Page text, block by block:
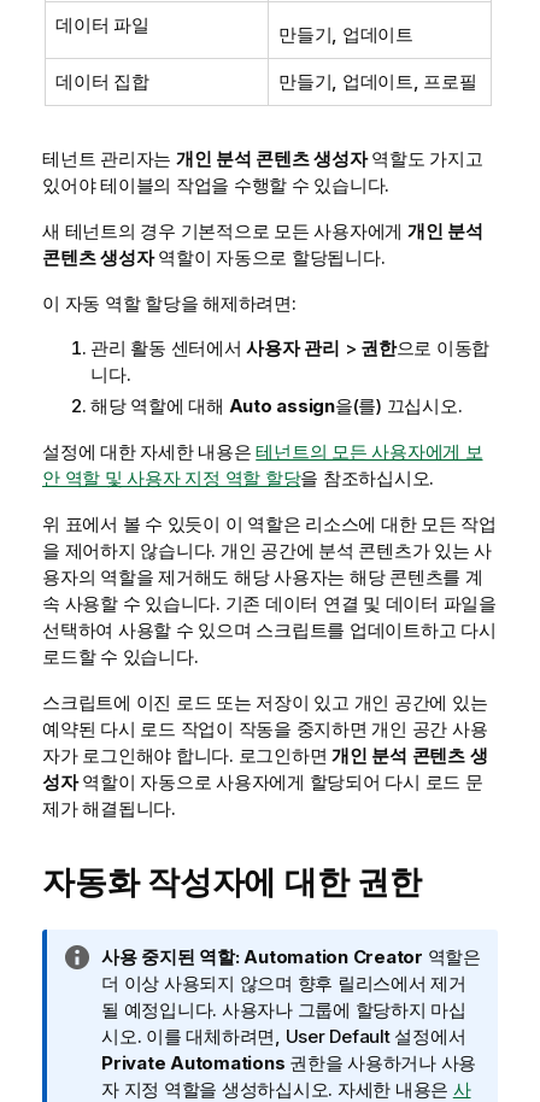
데이터 파일 만들기, 업데이트
데이터 집합 만들기, 업데이트, 프로필
테넌트 관리자는 개인 분석 콘텐츠 생성자역할도 가지고
있어야 테이블의 작업을 수행할 수 있습니다.
새 테넌트의 경우 기본적으로 모든 사용자에게 개인 분석
콘텐츠 생성자역할이 자동으로 할당됩니다.
이 자동 역할 할당을 해제하려면:
관리 활동 센터에서사용자 관리 > 권한으로 이동합
니다.
해당 역할에 대해 Auto assign을(를) 끄십시오.
설정에 대한 자세한 내용은테넌트의 모든 사용자에게 보
안 역할 및 사용자 지정 역할 할당을 참조하십시오.
위 표에서 볼 수 있듯이 이 역할은 리소스에 대한 모든 작업
을 제어하지 않습니다. 개인 공간에 분석 콘텐츠가 있는 사
용자의 역할을 제거해도 해당 사용자는 해당 콘텐츠를 계
속 사용할 수 있습니다. 기존 데이터 연결 및 데이터 파일을
선택하여 사용할 수 있으며 스크립트를 업데이트하고 다시
로드할 수 있습니다.
스크립트에 이진 로드 또는 저장이 있고 개인 공간에 있는
예약된 다시 로드 작업이 작동을 중지하면 개인 공간 사용
자가 로그인해야 합니다. 로그인하면 개인 분석 콘텐츠 생
성자역할이 자동으로 사용자에게 할당되어 다시 로드 문
제가 해결됩니다.
자동화 작성자에 대한 권한
정
보
메
모
사용 중지된 역할:Automation Creator 역할은
더 이상 사용되지 않으며 향후 릴리스에서 제거
될 예정입니다. 사용자나 그룹에 할당하지 마십
시오. 이를 대체하려면, User Default설정에서
Private Automations 권한을 사용하거나 사용
자 지정 역할을 생성하십시오. 자세한 내용은 사